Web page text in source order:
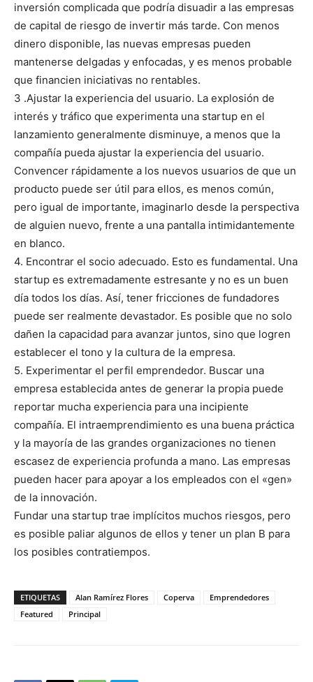
inversión complicada que podría disuadir a las empresas
de capital de riesgo de invertir más tarde. Con menos
dinero disponible, las nuevas empresas pueden
mantenerse delgadas y enfocadas, y es menos probable
que financien iniciativas no rentables.
3 .Ajustar la experiencia del usuario. La explosión de
interés y tráfico que experimenta una startup en el
lanzamiento generalmente disminuye, a menos que la
compañía pueda ajustar la experiencia del usuario.
Convencer rápidamente a los nuevos usuarios de que un
producto puede ser útil para ellos, es menos común,
pero igual de importante, imaginarlo desde la perspectiva
de alguien nuevo, frente a una pantalla intimidantemente
en blanco.
4. Encontrar el socio adecuado. Esto es fundamental. Una
startup es extremadamente estresante y no es un buen
día todos los días. Así, tener fricciones de fundadores
puede ser realmente devastador. Es posible que no solo
dañen la capacidad para avanzar juntos, sino que logren
establecer el tono y la cultura de la empresa.
5. Experimentar el perfil emprendedor. Buscar una
empresa establecida antes de generar la propia puede
reportar mucha experiencia para una incipiente
compañía. El intraemprendimiento es una buena práctica
y la mayoría de las grandes organizaciones no tienen
escasez de experiencia profunda a mano. Las empresas
pueden hacer para apoyar a los empleados con el «gen»
de la innovación.
Fundar una startup trae implícitos muchos riesgos, pero
es posible paliar algunos de ellos y tener un plan B para
los posibles contratiempos.
ETIQUETAS Alan Ramírez Flores Coperva
Emprendedores
Featured
Principal